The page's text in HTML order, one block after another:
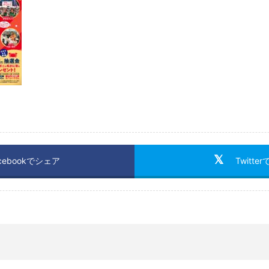
でシェア Twitter